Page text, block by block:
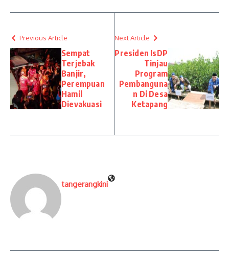
Previous Article
Sempat
Terjebak
Banjir,
Perempuan
Hamil
Dievakuasi
Next Article
Presiden IsDP
Tinjau
Program
Pembanguna
n Di Desa
Ketapang
tangerangkini